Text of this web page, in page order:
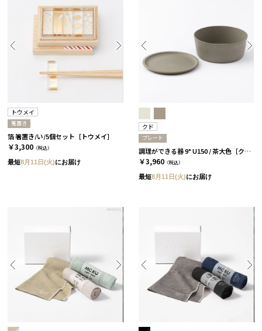
トウメイ
箸置き
箔 箸置き/い/5個セット［トウメイ］
￥3,300 （税込）
最短8月11日(火)にお届け
クド
プレート
調理ができる器 9° U150 / 茶大色［クド］
￥3,960 （税込）
最短8月11日(火)にお届け